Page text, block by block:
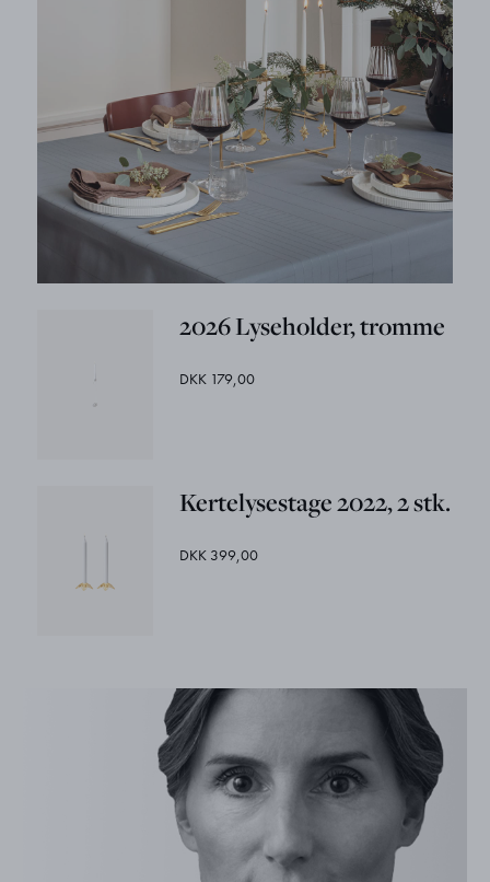
2026 Lyseholder, tromme
DKK 179,00
Kertelysestage 2022, 2 stk.
DKK 399,00